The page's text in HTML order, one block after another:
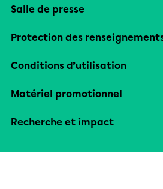
Salle de presse
Protection des
Conditions d’utilisation
Matériel promotionnel
Recherche et impact